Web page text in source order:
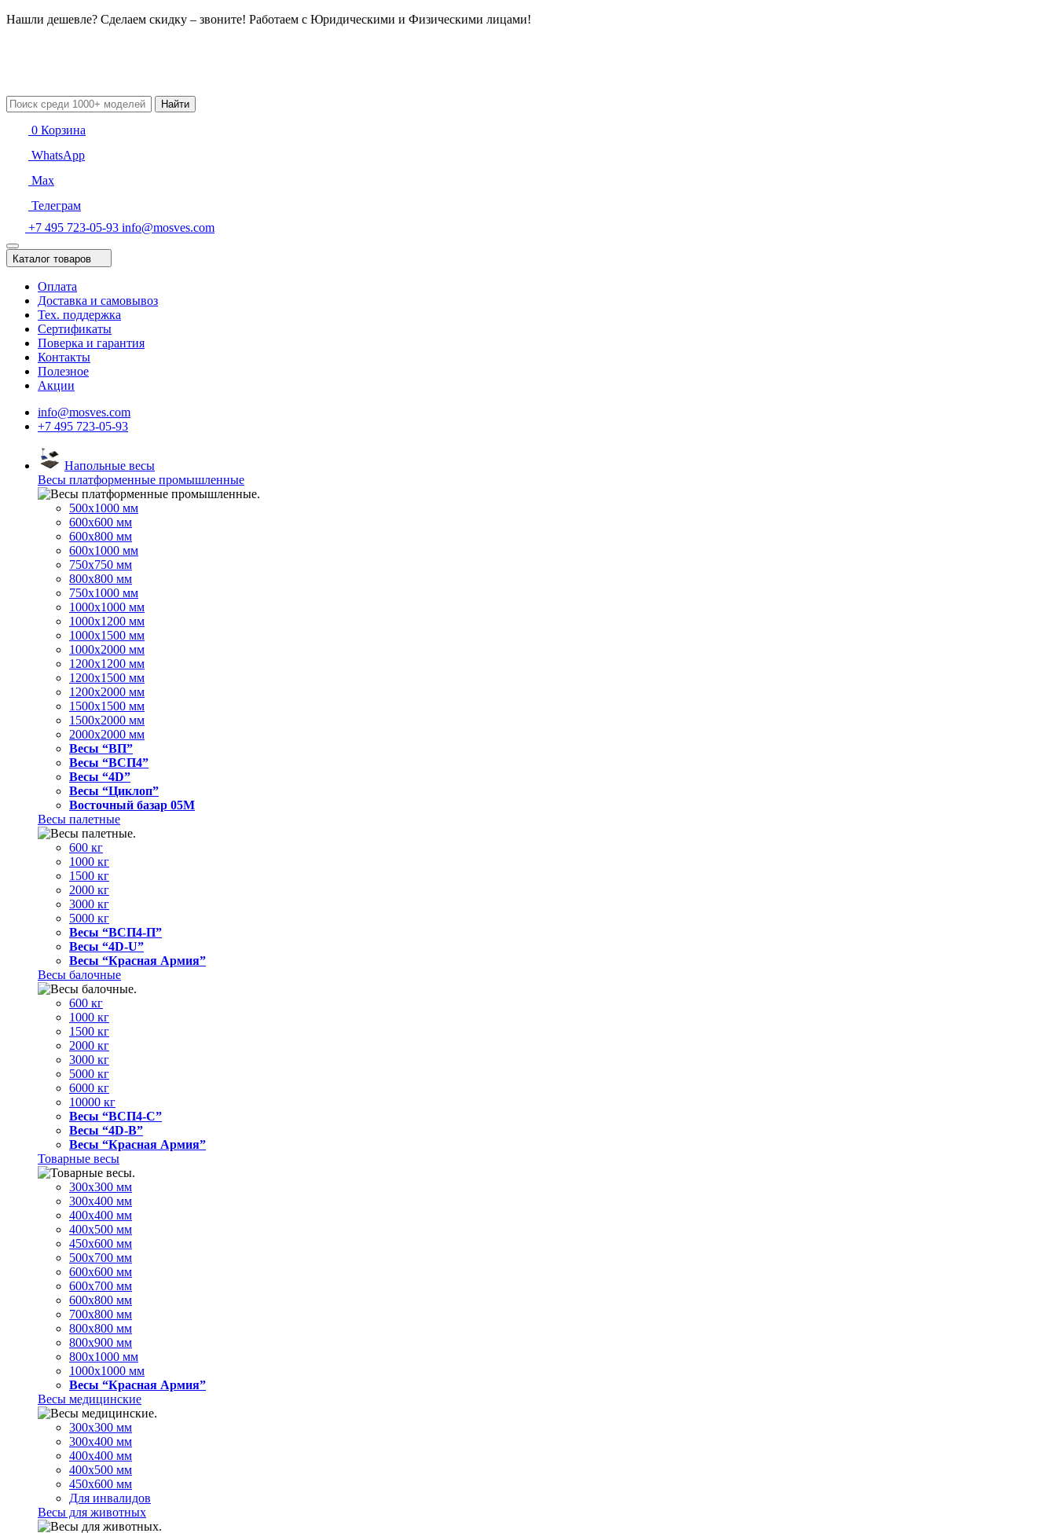
Нашли дешевле? Сделаем скидку – звоните! Работаем с Юридическими и Физическими лицами!
Найти
0 Корзина
WhatsApp
Max
Телеграм
+7 495 723-05-93 info@mosves.com
Каталог товаров
Оплата
Доставка и самовывоз
Тех. поддержка
Сертификаты
Поверка и гарантия
Контакты
Полезное
Акции
info@mosves.com
+7 495 723-05-93
Напольные весы
Весы платформенные промышленные
500x1000 мм
600x600 мм
600x800 мм
600x1000 мм
750x750 мм
800x800 мм
750x1000 мм
1000x1000 мм
1000x1200 мм
1000x1500 мм
1000x2000 мм
1200x1200 мм
1200x1500 мм
1200x2000 мм
1500x1500 мм
1500x2000 мм
2000x2000 мм
Весы “ВП”
Весы “ВСП4”
Весы “4D”
Весы “Циклоп”
Восточный базар 05M
Весы палетные
600 кг
1000 кг
1500 кг
2000 кг
3000 кг
5000 кг
Весы “ВСП4-П”
Весы “4D-U”
Весы “Красная Армия”
Весы балочные
600 кг
1000 кг
1500 кг
2000 кг
3000 кг
5000 кг
6000 кг
10000 кг
Весы “ВСП4-С”
Весы “4D-В”
Весы “Красная Армия”
Товарные весы
300х300 мм
300х400 мм
400х400 мм
400х500 мм
450х600 мм
500х700 мм
600х600 мм
600х700 мм
600х800 мм
700х800 мм
800х800 мм
800х900 мм
800х1000 мм
1000х1000 мм
Весы “Красная Армия”
Весы медицинские
300х300 мм
300х400 мм
400х400 мм
400х500 мм
450х600 мм
Для инвалидов
Весы для животных